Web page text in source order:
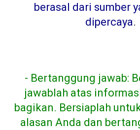
berasal dari sumber
dipercaya.
- Bertanggung jawab:
jawablah atas
bagikan. Bersiaplah
alasan Anda dan